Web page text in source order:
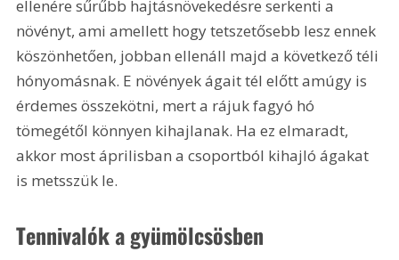
ellenére sűrűbb hajtásnövekedésre serkenti a
növényt, ami amellett hogy tetszetősebb lesz ennek
köszönhetően, jobban ellenáll majd a következő téli
hónyomásnak. E növények ágait tél előtt amúgy is
érdemes összekötni, mert a rájuk fagyó hó
tömegétől könnyen kihajlanak. Ha ez elmaradt,
akkor most áprilisban a csoportból kihajló ágakat
is metsszük le.
Tennivalók a gyümölcsösben